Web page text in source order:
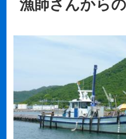
漁師さんから